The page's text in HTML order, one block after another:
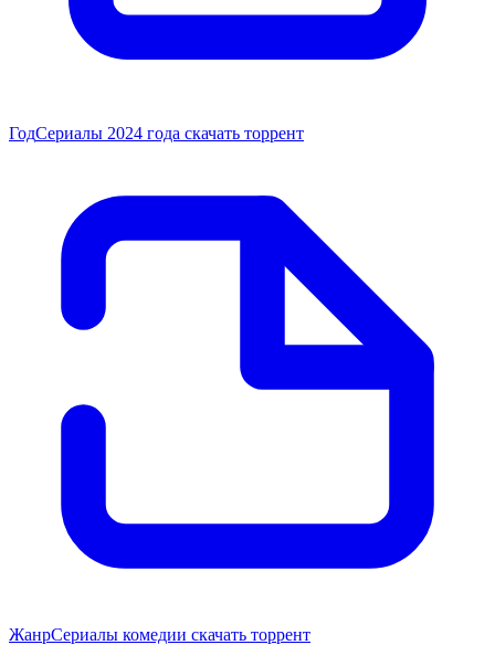
ГодСериалы 2024 года скачать торрент
ЖанрСериалы комедии скачать торрент